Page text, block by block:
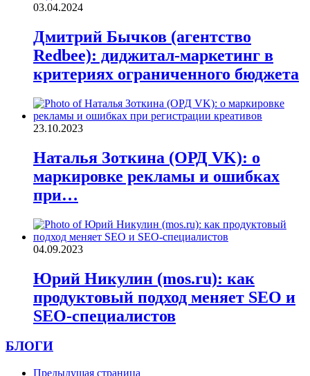
03.04.2024
Дмитрий Бычков (агентство
Redbee): диджитал-маркетинг в
критериях ограниченного бюджета
23.10.2023
Наталья Зоткина (ОРД VK): о
маркировке рекламы и ошибках
при…
04.09.2023
Юрий Никулин (mos.ru): как
продуктовый подход меняет SEO и
SEO-специалистов
БЛОГИ
Предыдущая страница